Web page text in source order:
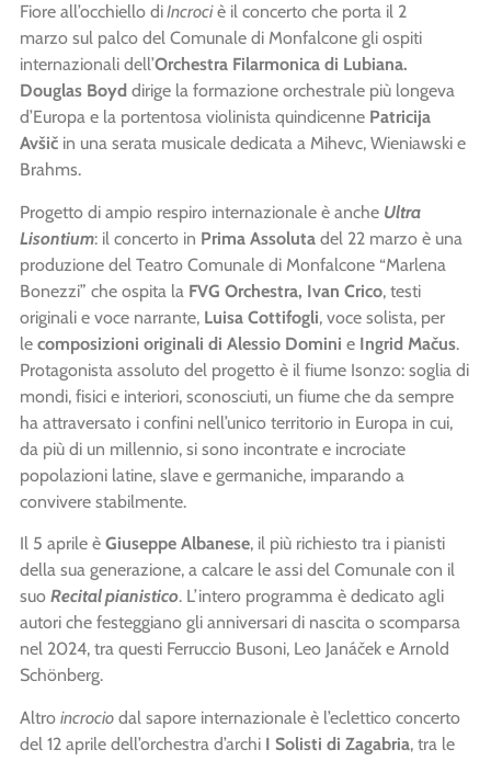
Fiore all’occhiello diIncrociè il concerto che porta il 2
marzo sul palco del Comunale di Monfalcone gli ospiti
internazionali dell’Orchestra Filarmonica di Lubiana.
Douglas Boyd dirige la formazione orchestrale più longeva
d’Europa e la portentosa violinista quindicenne Patricija
Avšič in una serata musicale dedicata a Mihevc, Wieniawski e
Brahms.
Progetto di ampio respiro internazionale è anche Ultra
Lisontium: il concerto in Prima Assoluta del 22 marzo è una
produzione del Teatro Comunale di Monfalcone “Marlena
Bonezzi” che ospita la FVG Orchestra, Ivan Crico, testi
originali e voce narrante, Luisa Cottifogli, voce solista, per
le composizioni originali di Alessio Domini e Ingrid Mačus.
Protagonista assoluto del progetto è il fiume Isonzo: soglia di
mondi, fisici e interiori, sconosciuti, un fiume che da sempre
ha attraversato i confini nell’unico territorio in Europa in cui,
da più di un millennio, si sono incontrate e incrociate
popolazioni latine, slave e germaniche, imparando a
convivere stabilmente.
Il 5 aprile è Giuseppe Albanese, il più richiesto tra i pianisti
della sua generazione, a calcare le assi del Comunale con il
suo Recital pianistico. L’intero programma è dedicato agli
autori che festeggiano gli anniversari di nascita o scomparsa
nel 2024, tra questi Ferruccio Busoni, Leo Janáček e Arnold
Schönberg.
Altro incrocio dal sapore internazionale è l’eclettico concerto
del 12 aprile dell’orchestra d’archi I Solisti di Zagabria, tra le